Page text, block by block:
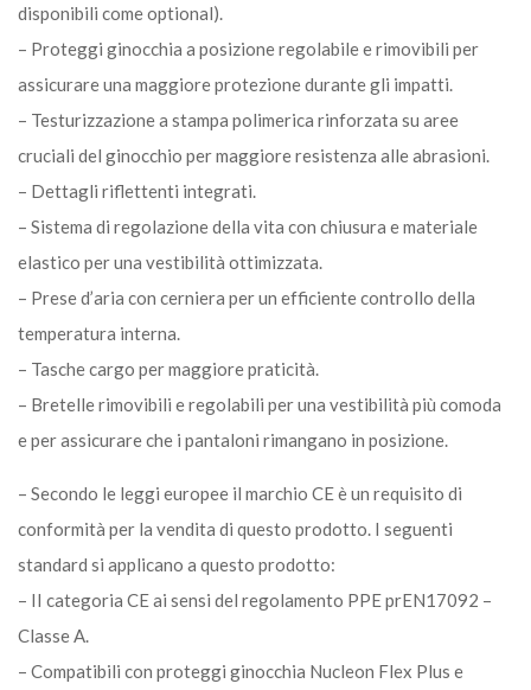
disponibili come optional).
– Proteggi ginocchia a posizione regolabile e rimovibili per
assicurare una maggiore protezione durante gli impatti.
– Testurizzazione a stampa polimerica rinforzata su aree
cruciali del ginocchio per maggiore resistenza alle abrasioni.
– Dettagli riflettenti integrati.
– Sistema di regolazione della vita con chiusura e materiale
elastico per una vestibilità ottimizzata.
– Prese d’aria con cerniera per un efficiente controllo della
temperatura interna.
– Tasche cargo per maggiore praticità.
– Bretelle rimovibili e regolabili per una vestibilità più comoda
e per assicurare che i pantaloni rimangano in posizione.
– Secondo le leggi europee il marchio CE è un requisito di
conformità per la vendita di questo prodotto. I seguenti
standard si applicano a questo prodotto:
– II categoria CE ai sensi del regolamento PPE prEN17092 –
Classe A.
– Compatibili con proteggi ginocchia Nucleon Flex Plus e